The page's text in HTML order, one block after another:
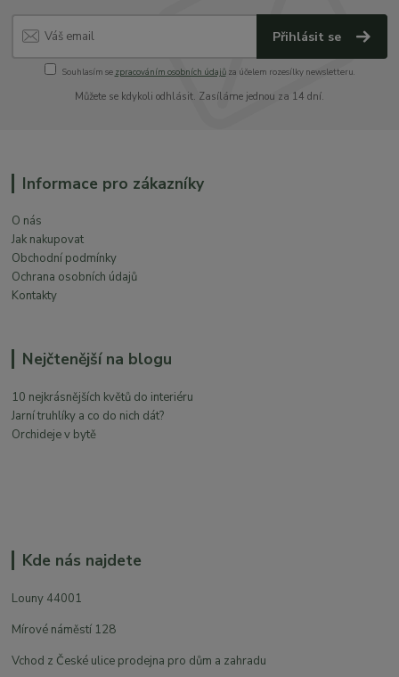
Přihlásit se
Souhlasím se zpracováním osobních údajůza účelem rozesílky newsletteru.
Můžete se kdykoli odhlásit. Zasíláme jednou za 14 dní.
Informace pro zákazníky
O nás
Jak nakupovat
Obchodní podmínky
Ochrana osobních údajů
Kontakty
Nejčtenější na blogu
10 nejkrásnějších květů do interiéru
Jarní truhlíky a co do nich dát?
Orchideje v bytě
Kde nás najdete
Louny 44001
Mírové náměstí 128
Vchod z České ulice prodejna pro dům a zahradu